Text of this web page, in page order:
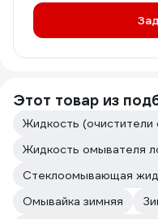
Этот товар из
Жидкость (очистители
Жидкость омывателя
Стеклоомывающая
Омывайка зимняя